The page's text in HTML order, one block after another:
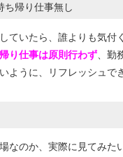
帰り仕事無し
ていたら、誰よりも気付
り仕事は原則行わず、勤
ように、リフレッシュで
なのか、実際に見てみた